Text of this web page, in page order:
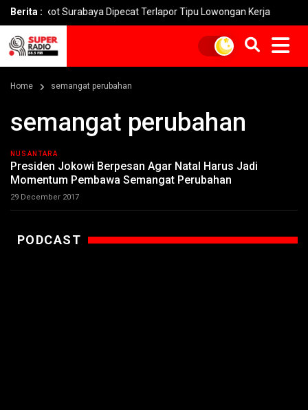
Berita :Surabaya Dipecat Terlapor Tipu Lowongan Kerja
Home semangat perubahan
semangat perubahan
NUSANTARA
Presiden Jokowi Berpesan Agar Natal Harus Jadi
Momentum Pembawa Semangat Perubahan
29 December 2017
PODCAST